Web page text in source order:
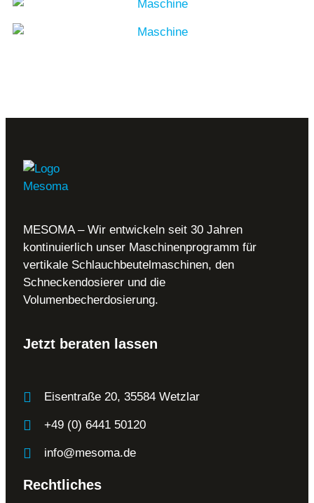
MESOMA – Wir entwickeln seit 30 Jahren
kontinuierlich unser Maschinenprogramm für
vertikale Schlauchbeutelmaschinen, den
Schneckendosierer und die
Volumenbecherdosierung.
Jetzt beraten lassen
Eisentraße 20, 35584 Wetzlar
+49 (0) 6441 50120
info@mesoma.de
Rechtliches